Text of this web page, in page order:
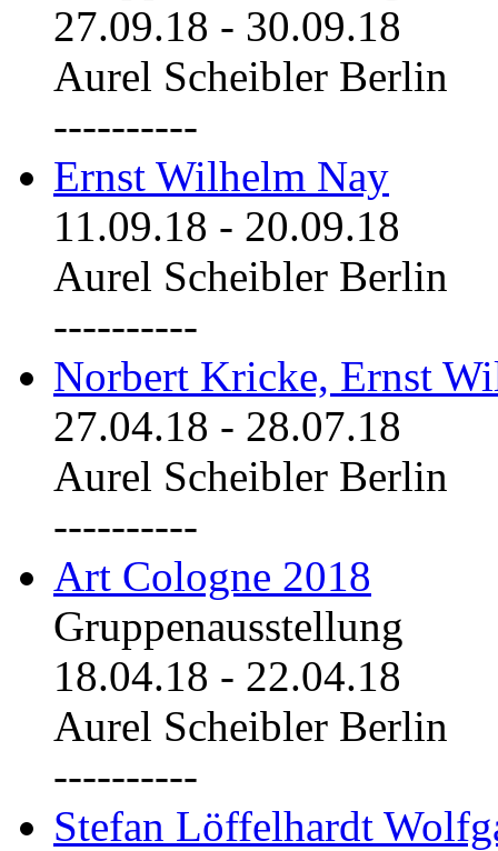
27.09.18 - 30.09.18
Aurel Scheibler Berlin
----------
Ernst Wilhelm Nay
11.09.18 - 20.09.18
Aurel Scheibler Berlin
----------
Norbert Kricke, Ernst
27.04.18 - 28.07.18
Aurel Scheibler Berlin
----------
Art Cologne 2018
Gruppenausstellung
18.04.18 - 22.04.18
Aurel Scheibler Berlin
----------
Stefan Löffelhardt